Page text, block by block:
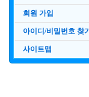
회원 가입
아이디/비밀번호 찾기
사이트맵